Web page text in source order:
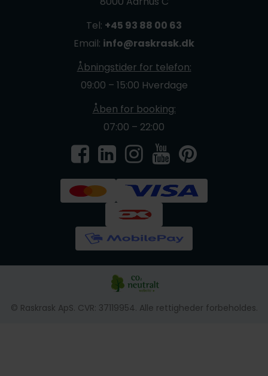
Tel: +45 93 88 00 63
Email: info@raskrask.dk
Åbningstider for telefon:
09:00 – 15:00 Hverdage
Åben for booking:
07:00 – 22:00
© Raskrask ApS. CVR: 37119954. Alle rettigheder forbeholdes.